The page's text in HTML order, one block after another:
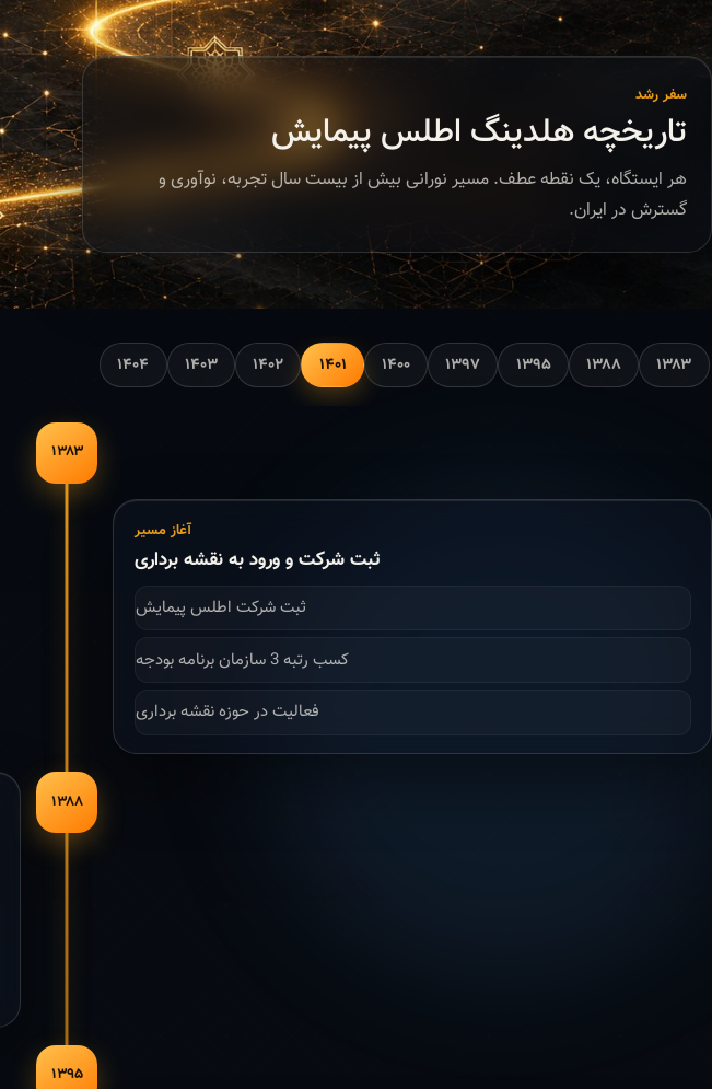
سفر رشد
تاریخچه هلدینگ اطلس پیمایش
هر ایستگاه، یک نقطه عطف. مسیر نورانی بیش از بیست سال تجربه، نوآوری و
گسترش در ایران.
۱۳۸۳ ۱۳۸۸ ۱۳۹۵ ۱۳۹۷ ۱۴۰۰ ۱۴۰۱ ۱۴۰۲ ۱۴۰۳ ۱۴۰۴
۱۳۸۳
آغاز مسیر
ثبت شرکت و ورود به نقشه برداری
ثبت شرکت اطلس پیمایش
کسب رتبه 3 سازمان برنامه بودجه
فعالیت در حوزه نقشه برداری
۱۳۸۸
۱۳۹۵